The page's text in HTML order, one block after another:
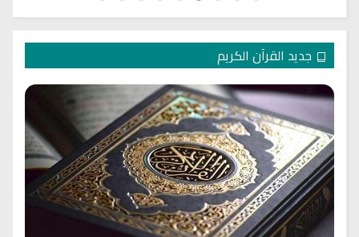
جديد القرآن الكريم